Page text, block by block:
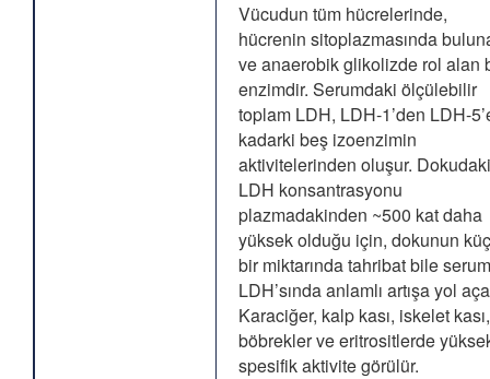
Vücudun tüm hücrelerinde,
hücrenin sitoplazmasında
ve anaerobik glikolizde rol alan
enzimdir. Serumdaki ölçülebilir
toplam LDH, LDH-1’den LDH-
kadarki beş izoenzimin
aktivitelerinden oluşur. Dokudaki
LDH konsantrasyonu
plazmadakinden ~500 kat daha
yüksek olduğu için, dokunun
bir miktarında tahribat bile serum
LDH’sında anlamlı artışa yol
Karaciğer, kalp kası, iskelet kası,
böbrekler ve eritrositlerde
spesifik aktivite görülür.